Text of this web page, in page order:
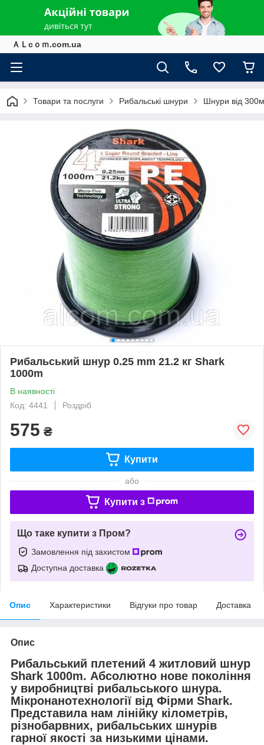
ＡＬcｏｍ.com.ua
Товари та послуги Рибальські шнури Шнури від 300м
Рибальський шнур 0.25 mm 21.2 кг Shark
1000m
В наявності
Код: 4441
Роздріб
575 ₴
Купити
або
Купити з
Що таке купити з Пром?
Замовлення під захистом
Доступна доставка
Опис Характеристики Відгуки про товар Доставка
Опис
Рибальський плетений 4 житловий шнур
Shark 1000m. Абсолютно нове покоління
у виробництві рибальського шнура.
Мікронанотехнології від Фірми Shark.
Представила нам лінійку кілометрів,
різнобарвних, рибальських шнурів
гарної якості за низькими цінами.